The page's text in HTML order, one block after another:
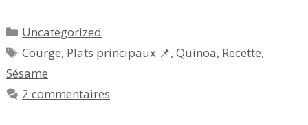
Catégories
Uncategorized
Étiquettes
Courge, Plats principaux 📌,Quinoa, Recette,
Sésame
2 commentaires